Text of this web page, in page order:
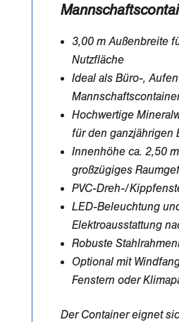
3,00 m Außenbreite
Nutzfläche
Ideal als Büro-,
Hochwertige
für den ganzjährigen
Innenhöhe ca. 2,50
großzügiges
PVC-Dreh-/
LED-Beleuchtung
Elektroausstattung
Robuste
Optional mit
Fenstern oder
Der Container eignet